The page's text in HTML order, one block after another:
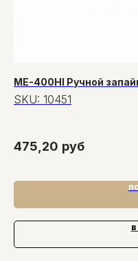
ME-400HI Ручной
SKU: 10451
475,20 руб